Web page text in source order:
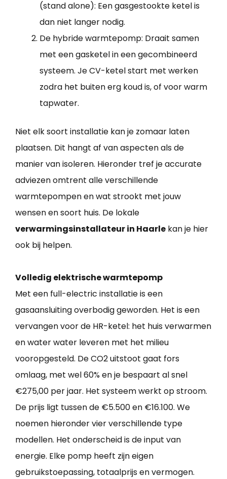
(stand alone): Een gasgestookte ketel is
dan niet langer nodig.
De hybride warmtepomp: Draait samen
met een gasketel in een gecombineerd
systeem. Je CV-ketel start met werken
zodra het buiten erg koud is, of voor warm
tapwater.
Niet elk soort installatie kan je zomaar laten
plaatsen. Dit hangt af van aspecten als de
manier van isoleren. Hieronder tref je accurate
adviezen omtrent alle verschillende
warmtepompen en wat strookt met jouw
wensen en soort huis. De lokale
verwarmingsinstallateur in Haarle kan je hier
ook bij helpen.
Volledig elektrische warmtepomp
Met een full-electric installatie is een
gasaansluiting overbodig geworden. Het is een
vervangen voor de HR-ketel: het huis verwarmen
en water water leveren met het milieu
vooropgesteld. De CO2 uitstoot gaat fors
omlaag, met wel 60% en je bespaart al snel
€275,00 per jaar. Het systeem werkt op stroom.
De prijs ligt tussen de €5.500 en €16.100. We
noemen hieronder vier verschillende type
modellen. Het onderscheid is de input van
energie. Elke pomp heeft zijn eigen
gebruikstoepassing, totaalprijs en vermogen.